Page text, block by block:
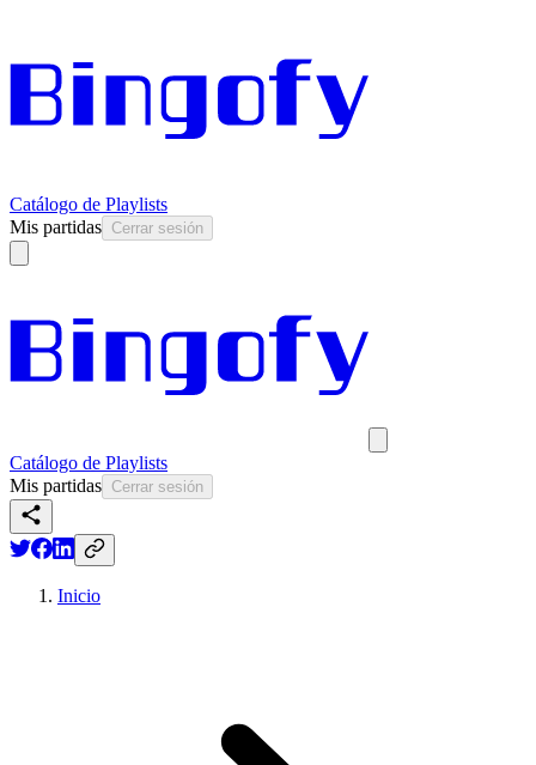
Catálogo de Playlists
Mis partidas Cerrar sesión
Catálogo de Playlists
Mis partidas Cerrar sesión
Inicio